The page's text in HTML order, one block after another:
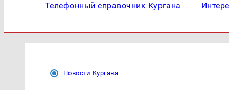
Телефонный справочник Кургана
Новости Кургана